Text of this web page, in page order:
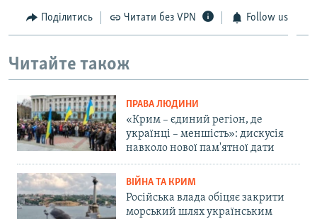
Поділитись Читати без VPN Follow us
Читайте також
ПРАВА ЛЮДИНИ
«Крим – єдиний регіон, де
українці – меншість»: дискусія
навколо нової пам'ятної дати
ВІЙНА ТА КРИМ
Російська влада обіцяє закрити
морський шлях українським